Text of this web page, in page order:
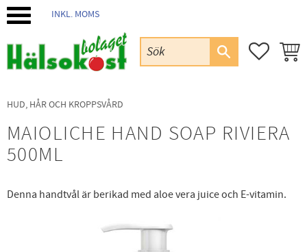
INKL. MOMS
HUD, HÅR OCH KROPPSVÅRD
MAIOLICHE HAND SOAP RIVIERA
500ML
Denna handtvål är berikad med aloe vera juice och E-vitamin.